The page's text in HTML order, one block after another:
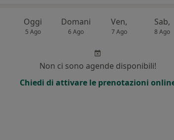
Oggi
5 Ago
Domani
6 Ago
Ven,
7 Ago
Sab,
8 Ago
Non ci sono agende disponibili!
Chiedi di attivare le prenotazioni